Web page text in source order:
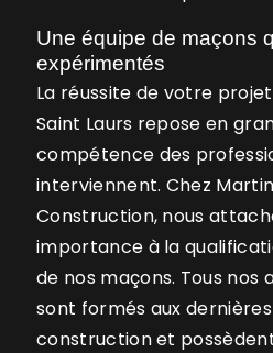
Une équipe de maçons
expérimentés
La réussite de votre
Saint Laurs repose en
compétence des
interviennent. Chez
Construction, nous
importance à la
de nos maçons. Tous nos
sont formés aux
construction et